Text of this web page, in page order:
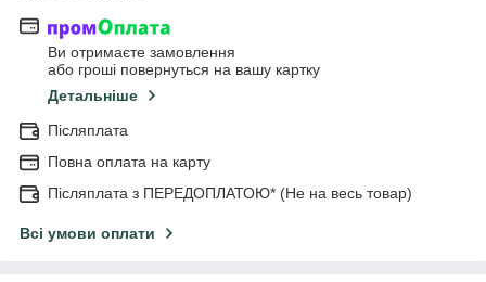
Ви отримаєте замовлення
або гроші повернуться на вашу картку
Детальніше
Післяплата
Повна оплата на карту
Післяплата з ПЕРЕДОПЛАТОЮ* (Не на весь товар)
Всі умови оплати